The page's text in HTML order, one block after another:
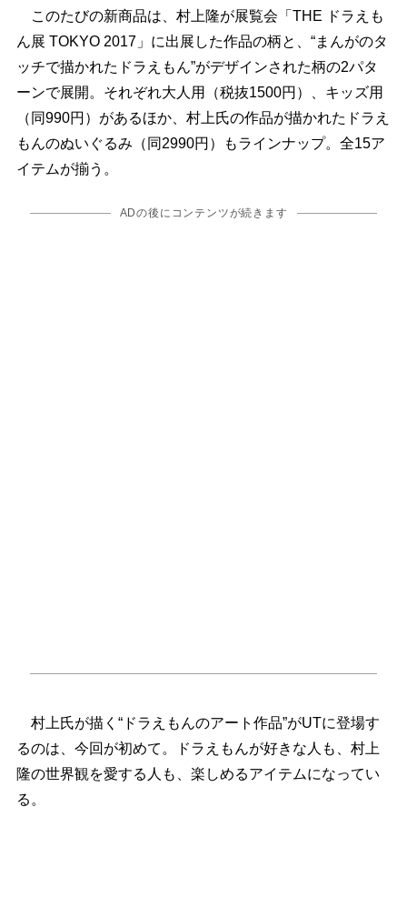
このたびの新商品は、村上隆が展覧会「THE ドラえも
ん展 TOKYO 2017」に出展した作品の柄と、“まんがのタ
ッチで描かれたドラえもん”がデザインされた柄の2パタ
ーンで展開。それぞれ大人用（税抜1500円）、キッズ用
（同990円）があるほか、村上氏の作品が描かれたドラえ
もんのぬいぐるみ（同2990円）もラインナップ。全15ア
イテムが揃う。
ADの後にコンテンツが続きます
村上氏が描く“ドラえもんのアート作品”がUTに登場す
るのは、今回が初めて。ドラえもんが好きな人も、村上
隆の世界観を愛する人も、楽しめるアイテムになってい
る。